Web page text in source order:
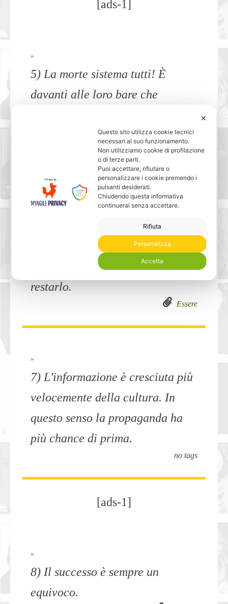
[ads-1]
»
5) La morte sistema tutti! È
davanti alle loro bare che
Morte
»
6) La cosa più difficile nella
vita? Essere sé stessi. E avere
carattere a sufficienza per
restarlo.
Essere
»
7) L'informazione è cresciuta più
velocemente della cultura. In
questo senso la propaganda ha
più chance di prima.
no tags
[ads-1]
»
8) Il successo è sempre un
equivoco.
✕
Questo sito utilizza cookie tecnici
necessari al suo funzionamento.
Non utilizziamo cookie di profilazione
o di terze parti.
Puoi accettare, rifiutare o
personalizzare i cookie premendo i
pulsanti desiderati.
Chiudendo questa informativa
continuerai senza accettare.
Accetta
Rifiuta
Personalizza